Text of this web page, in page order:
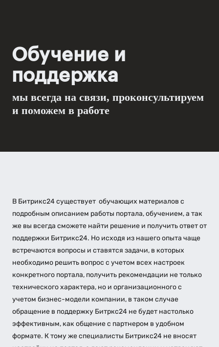
Обучение и
поддержка
мы всегда на связи, проконсультируем
и поможем в работе
В Битрикс24 существует обучающих материалов с
подробным описанием работы портала, обучением, а так
же вы всегда сможете найти решение и получить ответ от
поддержки Битрикс24. Но исходя из нашего опыта чаще
встречаются вопросы и ставятся задачи, в которых
необходимо решить вопрос с учетом всех настроек
конкретного портала, получить рекомендации не только
технического характера, но и организационного с
учетом бизнес-модели компании, в таком случае
обращение в поддержку Битркс24 не будет настолько
эффективным, как общение с партнером в удобном
формате. К тому же специалисты Битрикс24 не вносят